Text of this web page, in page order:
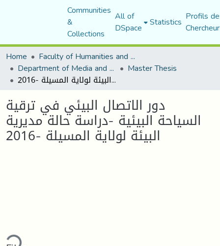
Communities
&
Collections
All of
DSpace Statistics Profils
Home
Faculty of Humanities and Social Sciences
Department of Media and Communication Studies Master Thesis
دور الاتصال البيئي في ترقية السياحة البيئية -دراسة حالة مديرية البيئة لولاية المسيلة -2016
دور الاتصال البيئي في ترقية
السياحة البيئية -دراسة حالة مديرية
البيئة لولاية المسيلة -2016